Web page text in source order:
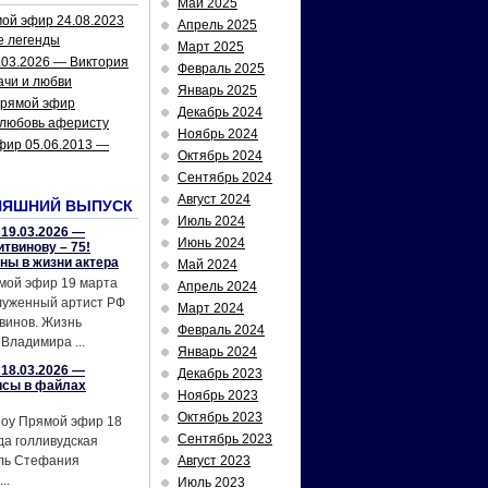
эфир 24.08.2023
легенды
— Виктория
и любви
эфир
аферисту
05.06.2013 —
ВЫПУСК
—
– 75!
в жизни актера
эфир 19 марта
артист РФ
Жизнь
Владимира ...
—
в файлах
Прямой эфир 18
голливудская
Стефания
Май 2025
Апрель 2025
Март 2025
Февраль 2025
Январь 2025
Декабрь 2024
Ноябрь 2024
Октябрь 2024
Сентябрь 2024
Август 2024
Июль 2024
Июнь 2024
Май 2024
Апрель 2024
Март 2024
Февраль 2024
Январь 2024
Декабрь 2023
Ноябрь 2023
Октябрь 2023
Сентябрь 2023
Август 2023
Июль 2023